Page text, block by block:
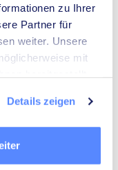
zu Ihrer
Partner für
weiter. Unsere
mit
Details zeigen
Mediatoren